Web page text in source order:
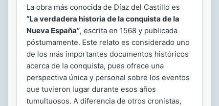
La obra más conocida de Díaz del Castillo es
“La verdadera historia de la conquista de la
Nueva España”, escrita en 1568 y publicada
póstumamente. Este relato es considerado uno
de los más importantes documentos históricos
acerca de la conquista, pues ofrece una
perspectiva única y personal sobre los eventos
que tuvieron lugar durante esos años
tumultuosos. A diferencia de otros cronistas,